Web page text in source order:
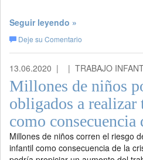
Seguir leyendo »
Deje su Comentario
13.06.2020 | | TRABAJO
Millones de niños
obligados a
como
Millones de niños corren el riesgo
infantil como consecuencia de la